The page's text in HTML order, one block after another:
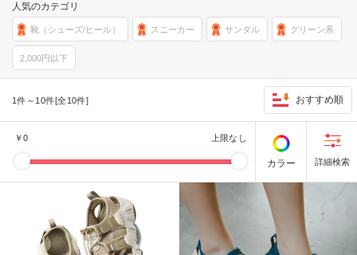
人気のカテゴリ
靴（シューズ/ヒール） スニーカー サンダル グリーン系
2,000円以下
1件～10件[全10件] おすすめ順
￥0 上限なし
カラー